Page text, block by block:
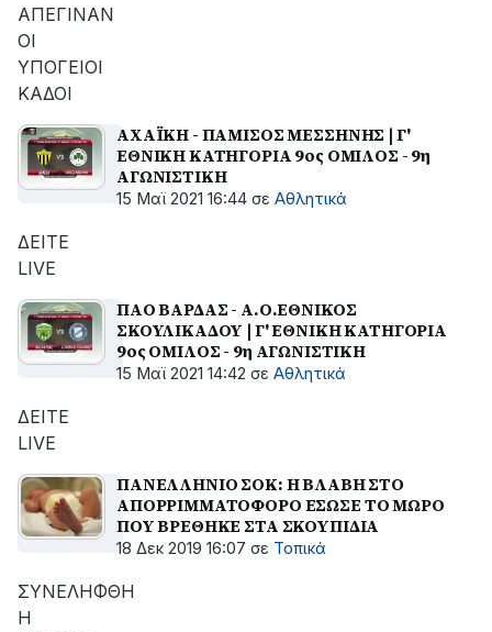
ΑΠΕΓΙΝΑΝ
ΟΙ
ΥΠΟΓΕΙΟΙ
ΚΑΔΟΙ
ΑΧΑΪΚΗ - ΠΑΜΙΣΟΣ ΜΕΣΣΗΝΗΣ | Γ'
ΕΘΝΙΚΗ ΚΑΤΗΓΟΡΙΑ 9ος ΟΜΙΛΟΣ - 9η
ΑΓΩΝΙΣΤΙΚΗ
15 Μαϊ 2021 16:44 σε Αθλητικά
ΔΕΙΤΕ
LIVE
ΠΑΟ ΒΑΡΔΑΣ - Α.Ο.ΕΘΝΙΚΟΣ
ΣΚΟΥΛΙΚΑΔΟΥ | Γ' ΕΘΝΙΚΗ ΚΑΤΗΓΟΡΙΑ
9ος ΟΜΙΛΟΣ - 9η ΑΓΩΝΙΣΤΙΚΗ
15 Μαϊ 2021 14:42 σε Αθλητικά
ΔΕΙΤΕ
LIVE
ΠΑΝΕΛΛΗΝΙΟ ΣΟΚ: Η ΒΛΑΒΗ ΣΤΟ
ΑΠΟΡΡΙΜΜΑΤΟΦΟΡΟ ΕΣΩΣΕ ΤΟ ΜΩΡΟ
ΠΟΥ ΒΡΕΘΗΚΕ ΣΤΑ ΣΚΟΥΠΙΔΙΑ
18 Δεκ 2019 16:07 σε Τοπικά
ΣΥΝΕΛΗΦΘΗ
Η